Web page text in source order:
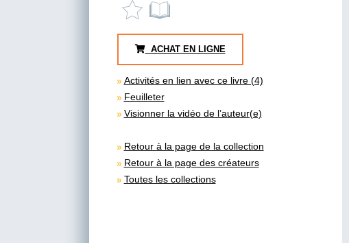
ACHAT EN LIGNE
Activités en lien avec ce livre (4)
Feuilleter
Visionner la vidéo de l’auteur(e)
Retour à la page de la collection
Retour à la page des créateurs
Toutes les collections